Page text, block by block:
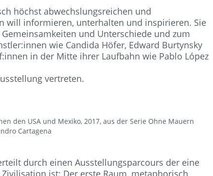
höchst abwechslungsreichen und
will informieren, unterhalten und inspirieren. Sie
und Unterschiede und zum
wie Candida Höfer, Edward Burtynsky
in der Mitte ihrer Laufbahn wie Pablo López
vertreten.
den USA und Mexiko, 2017, aus der Serie Ohne Mauern
Cartagena
durch einen Ausstellungsparcours der eine
ist: Der erste Raum, metaphorisch